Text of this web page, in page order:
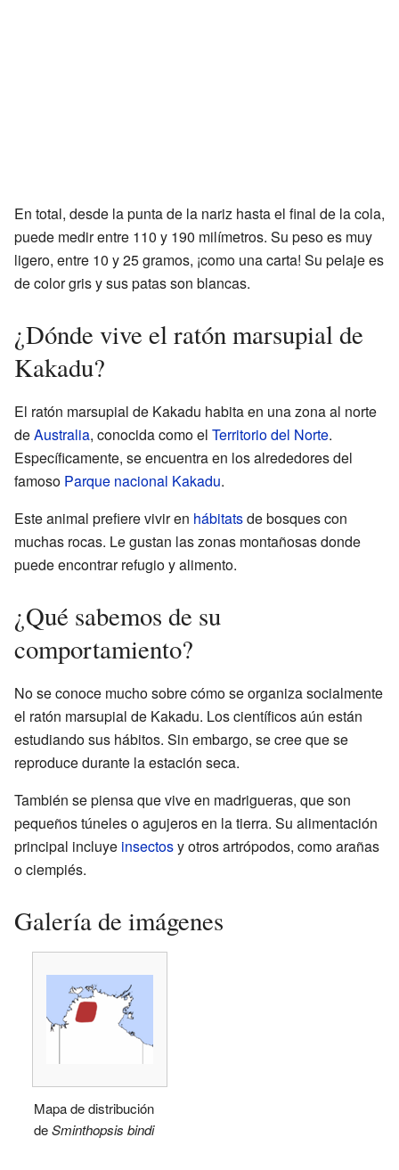
En total, desde la punta de la nariz hasta el final de la cola,
puede medir entre 110 y 190 milímetros. Su peso es muy
ligero, entre 10 y 25 gramos, ¡como una carta! Su pelaje es
de color gris y sus patas son blancas.
¿Dónde vive el ratón marsupial de
Kakadu?
El ratón marsupial de Kakadu habita en una zona al norte
deAustralia, conocida como el Territorio del Norte.
Específicamente, se encuentra en los alrededores del
famoso Parque nacional Kakadu.
Este animal prefiere vivir en hábitatsde bosques con
muchas rocas. Le gustan las zonas montañosas donde
puede encontrar refugio y alimento.
¿Qué sabemos de su
comportamiento?
No se conoce mucho sobre cómo se organiza socialmente
el ratón marsupial de Kakadu. Los científicos aún están
estudiando sus hábitos. Sin embargo, se cree que se
reproduce durante la estación seca.
También se piensa que vive en madrigueras, que son
pequeños túneles o agujeros en la tierra. Su alimentación
principal incluye insectosy otros artrópodos, como arañas
o ciempiés.
Galería de imágenes
Mapa de distribución
deSminthopsis bindi